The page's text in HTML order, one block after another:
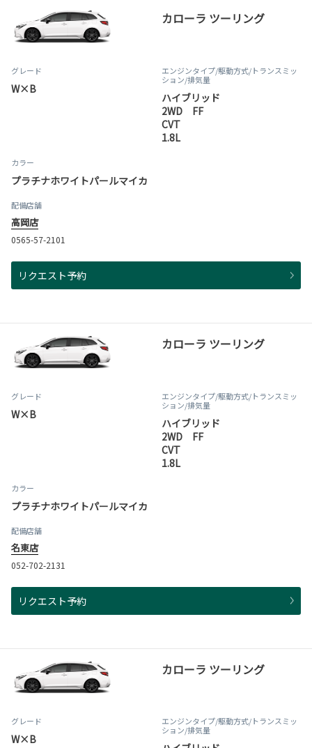
カローラ ツーリング
グレード
W×B
エンジンタイプ/駆動方式/トランスミッ
ション/排気量
ハイブリッド
2WD FF
CVT
1.8L
カラー
プラチナホワイトパールマイカ
配備店舗
高岡店
0565-57-2101
リクエスト予約
カローラ ツーリング
グレード
W×B
エンジンタイプ/駆動方式/トランスミッ
ション/排気量
ハイブリッド
2WD FF
CVT
1.8L
カラー
プラチナホワイトパールマイカ
配備店舗
名東店
052-702-2131
リクエスト予約
カローラ ツーリング
グレード
W×B
エンジンタイプ/駆動方式/トランスミッ
ション/排気量